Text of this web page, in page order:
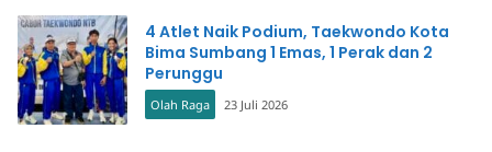
4 Atlet Naik Podium, Taekwondo Kota
Bima Sumbang 1 Emas, 1 Perak dan 2
Perunggu
Olah Raga 23 Juli 2026